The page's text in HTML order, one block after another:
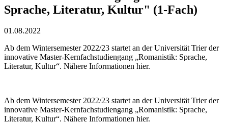
Sprache, Literatur, Kultur" (1-Fach)
01.08.2022
Ab dem Wintersemester 2022/23 startet an der Universität Trier der
innovative Master-Kernfachstudiengang „Romanistik: Sprache,
Literatur, Kultur“. Nähere Informationen hier.
Ab dem Wintersemester 2022/23 startet an der Universität Trier der
innovative Master-Kernfachstudiengang „Romanistik: Sprache,
Literatur, Kultur“. Nähere Informationen hier.